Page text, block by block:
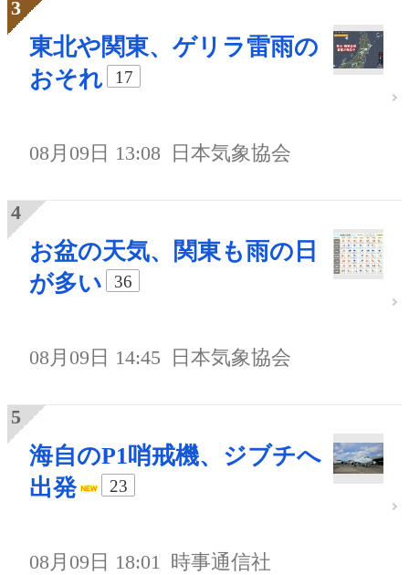
東北や関東、ゲリラ雷雨の
おそれ
17
08月09日 13:08 日本気象協会
お盆の天気、関東も雨の日
が多い
36
08月09日 14:45 日本気象協会
海自のP1哨戒機、ジブチへ
出発
23
08月09日 18:01 時事通信社